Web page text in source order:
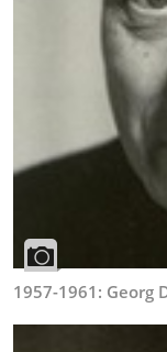
1957-1961: Georg